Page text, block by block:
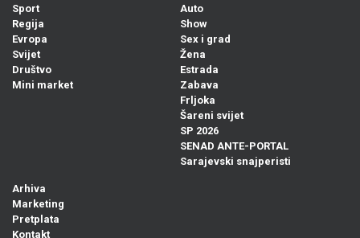
Sport
Regija
Evropa
Svijet
Društvo
Mini market
Auto
Show
Sex i grad
Žena
Estrada
Zabava
Frljoka
Šareni svijet
SP 2026
SENAD ANTE-PORTAL
Sarajevski snajperisti
Arhiva
Marketing
Pretplata
Kontakt